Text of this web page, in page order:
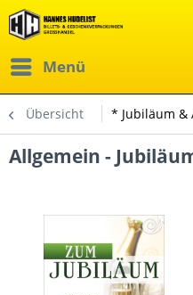
Menü
Übersicht * Jubiläum &
Allgemein -